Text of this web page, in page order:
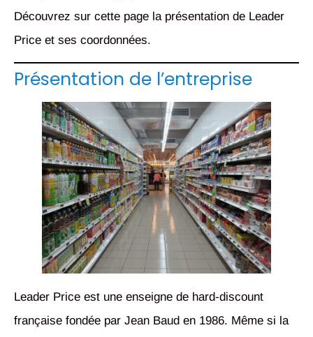
Découvrez sur cette page la présentation de Leader
Price et ses coordonnées.
Présentation de l’entreprise
Leader Price est une enseigne de hard-discount
française fondée par Jean Baud en 1986. Même si la